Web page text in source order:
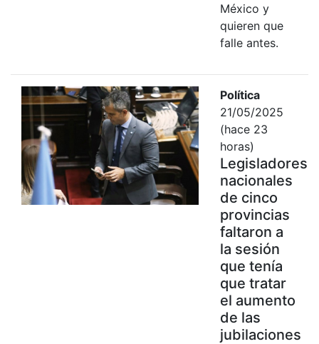
México y
quieren que
falle antes.
Política
21/05/2025
(hace 23
horas)
Legisladores
nacionales
de cinco
provincias
faltaron a
la sesión
que tenía
que tratar
el aumento
de las
jubilaciones